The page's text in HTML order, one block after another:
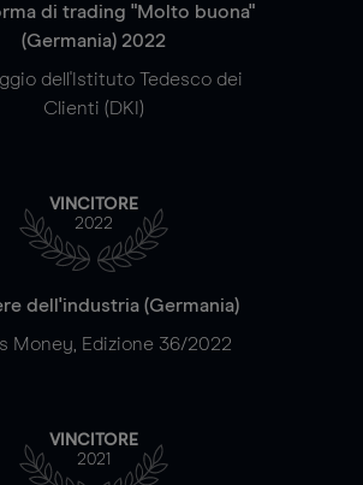
di trading "Molto buona"
(Germania) 2022
dell'Istituto Tedesco dei
Clienti (DKI)
VINCITORE
2022
dell'industria (Germania)
Money, Edizione 36/2022
VINCITORE
2021